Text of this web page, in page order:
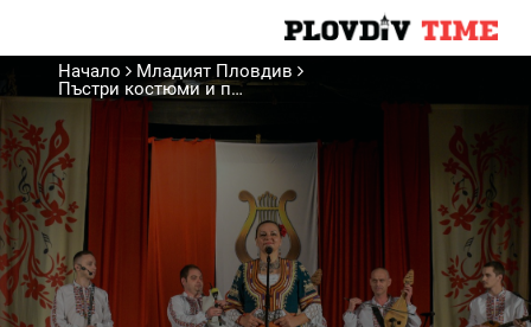
Начало
Младият Пловдив
Пъстри костюми и песни дадоха старт на “Орфееви таланти“ в Пловдив (Фотогалерия)